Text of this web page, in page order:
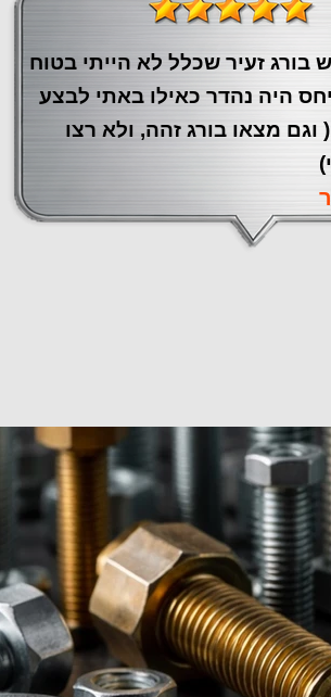
בורג זעיר שכלל לא הייתי בטוח
היה נהדר כאילו באתי לבצע
וגם מצאו בורג זהה, ולא רצו